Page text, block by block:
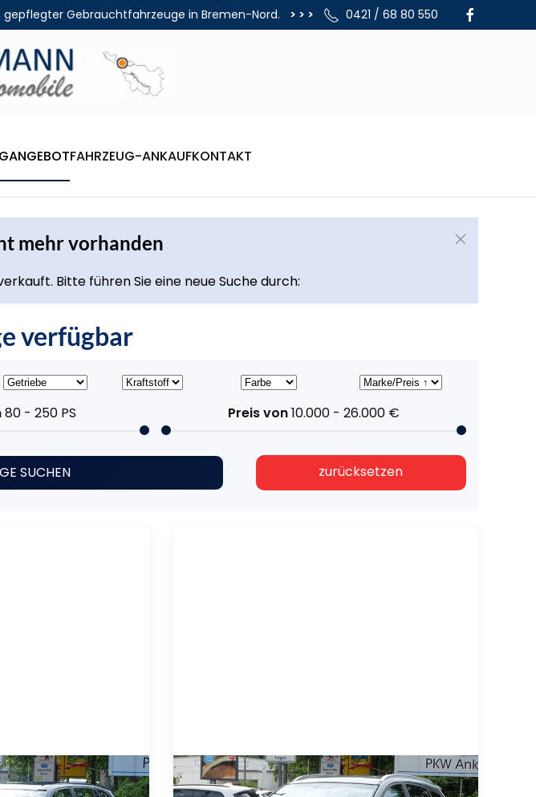
gepflegter Gebrauchtfahrzeuge in Bremen-Nord. > > > 0421 / 68 80 550
FAHRZEUG-ANKAUFKONTAKT
mehr vorhanden
Bitte führen Sie eine neue Suche durch:
verfügbar
80 - 250PS Preis von10.000 - 26.000 €
SUCHEN zurücksetzen